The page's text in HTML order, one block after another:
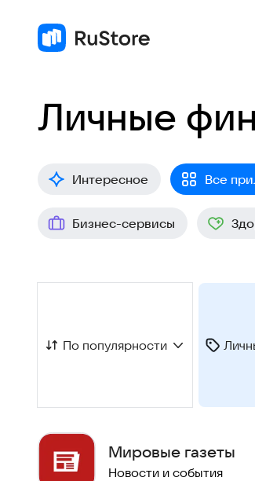
Личные
Интересное Все
Бизнес-сервисы
По популярности
Мировые газеты
Новости и события